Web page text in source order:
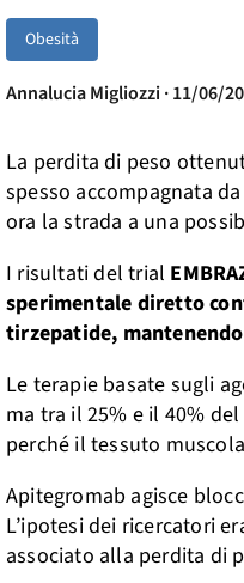
Obesità
Annalucia Migliozzi · 11/06/
La perdita di peso
spesso accompagnata
ora la strada a una
I risultati del trial
sperimentale diretto
tirzepatide,
Le terapie basate sugli
ma tra il 25% e il 40%
perché il tessuto
Apitegromab agisce
L’ipotesi dei ricercatori
associato alla perdita di